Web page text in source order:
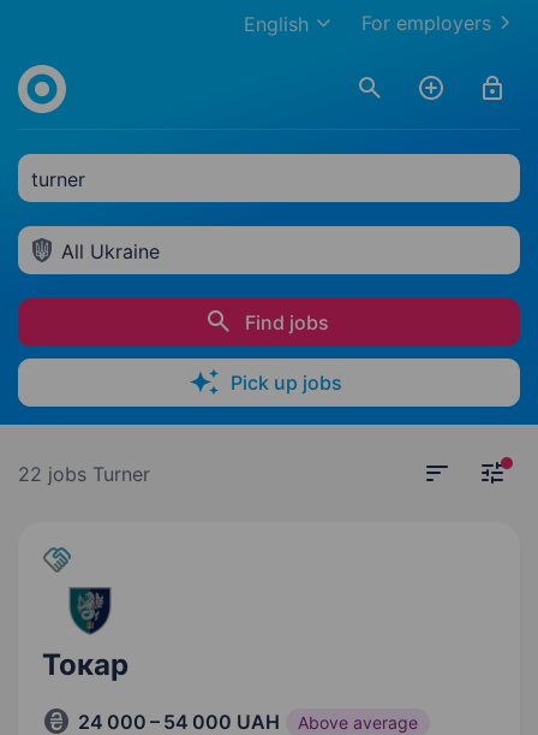
For employers
English
turner
All Ukraine
Find jobs
Pick up jobs
22 jobs Turner
Токар
24 000 – 54 000 UAH Above average